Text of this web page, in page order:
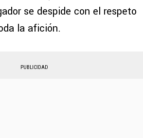
se despide con el respeto
la afición.
PUBLICIDAD